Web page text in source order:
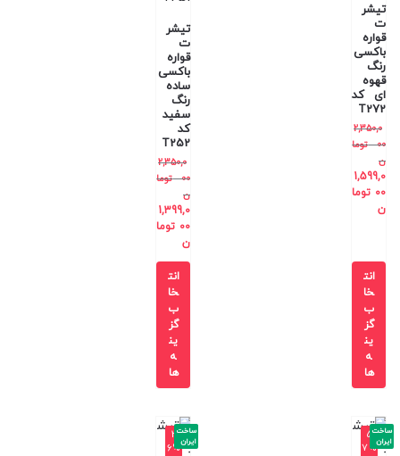
تیشر
ت
قواره
باکسی
رنگ
قهوه
ای کد
T272
2,350,0
00
توما
ن
1,599,0
00 توما
ن
انت
خا
ب
گز
ین
ه
ها
تیشر
ت
قواره
باکسی
ساده
رنگ
سفید
کد
T252
2,350,0
00
توما
ن
1,399,0
00 توما
ن
انت
خا
ب
گز
ین
ه
ها
-5
7%
ساخت
ایران
-3
6%
ساخت
ایران